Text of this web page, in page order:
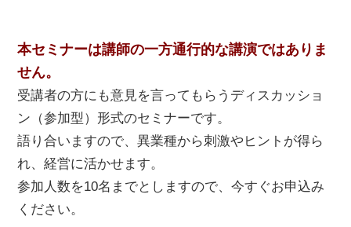
本セミナーは講師の一方通行的な講演ではありま
せん。
受講者の方にも意見を言ってもらうディスカッショ
ン（参加型）形式のセミナーです。
語り合いますので、異業種から刺激やヒントが得ら
れ、経営に活かせます。
参加人数を10名までとしますので、今すぐお申込み
ください。